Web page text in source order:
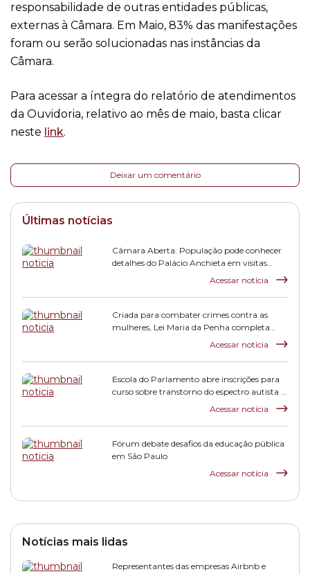
responsabilidade de outras entidades públicas,
externas à Câmara. Em Maio, 83% das manifestações
foram ou serão solucionadas nas instâncias da
Câmara.
Para acessar a íntegra do relatório de atendimentos
da Ouvidoria, relativo ao mês de maio, basta clicar
neste link.
Deixar um comentário
Últimas notícias
Câmara Aberta: População pode conhecer
detalhes do Palácio Anchieta em visitas
Acessar notícia
Criada para combater crimes contra as
mulheres, Lei Maria da Penha completa
Acessar notícia
Escola do Parlamento abre inscrições para
curso sobre transtorno do espectro autista e
Acessar notícia
Fórum debate desafios da educação pública
em São Paulo
Acessar notícia
Notícias mais lidas
Representantes das empresas Airbnb e